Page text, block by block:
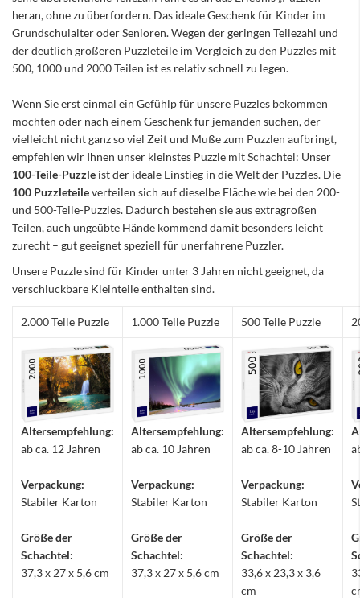
heran, ohne zu überfordern. Das ideale Geschenk für Kinder im
Grundschulalter oder Senioren. Wegen der geringen Teilezahl und
der deutlich größeren Puzzleteile im Vergleich zu den Puzzles mit
500, 1000 und 2000 Teilen ist es relativ schnell zu legen.
Wenn Sie erst einmal ein Gefühlp für unsere Puzzles bekommen
möchten oder nach einem Geschenk für jemanden suchen, der
vielleicht nicht ganz so viel Zeit und Muße zum Puzzlen aufbringt,
empfehlen wir Ihnen unser kleinstes Puzzle mit Schachtel: Unser
100-Teile-Puzzle ist der ideale Einstieg in die Welt der Puzzles. Die
100 Puzzleteileverteilen sich auf dieselbe Fläche wie bei den 200-
und 500-Teile-Puzzles. Dadurch bestehen sie aus extragroßen
Teilen, auch ungeübte Hände kommend damit besonders leicht
zurecht – gut geeignet speziell für unerfahrene Puzzler.
Unsere Puzzle sind für Kinder unter 3 Jahren nicht geeignet, da
verschluckbare Kleinteile enthalten sind.
2.000 Teile Puzzle 1.000 Teile Puzzle 500 Teile Puzzle
Altersempfehlung:
ab ca. 12 Jahren
Verpackung:
Stabiler Karton
Größe der
Schachtel:
37,3 x 27 x 5,6 cm
Altersempfehlung:
ab ca. 10 Jahren
Verpackung:
Stabiler Karton
Größe der
Schachtel:
37,3 x 27 x 5,6 cm
Altersempfehlung:
ab ca. 8-10 Jahren
Verpackung:
Stabiler Karton
Größe der
Schachtel:
33,6 x 23,3 x 3,6
cm